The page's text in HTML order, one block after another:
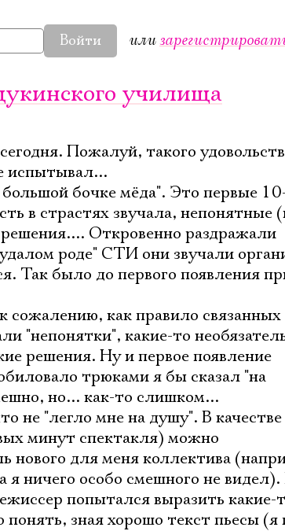
Войти или
училища
Пожалуй, такого
испытывал...
бочке мёда". Это первые
в страстях звучала, непонятные
Откровенно раздражали
роде" СТИ они звучали
Так было до первого появления
сожалению, как правило связанных
"непонятки", какие-то
решения. Ну и первое появление
трюками я бы сказал "на
но... как-то слишком...
не "легло мне на душу". В качестве
минут спектакля) можно
нового для меня коллектива
я ничего особо смешного не
попытался выразить какие-
зная хорошо текст пьесы (я